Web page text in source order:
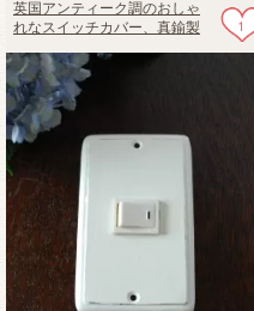
1
英国アンティーク調のおしゃ
れなスイッチカバー、真鍮製
グルタイプ）